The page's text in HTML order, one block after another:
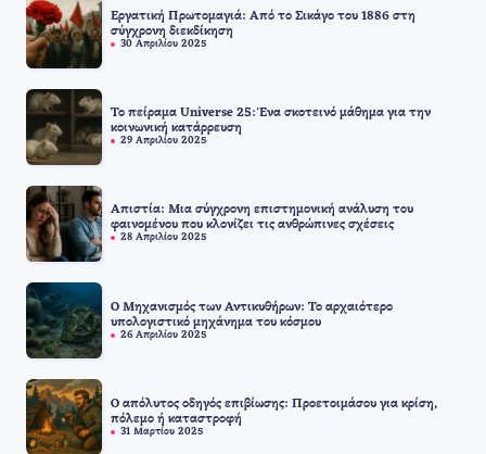
Εργατική Πρωτομαγιά: Από το Σικάγο του 1886 στη
σύγχρονη διεκδίκηση
30 Απριλίου 2025
Το πείραμα Universe 25: Ένα σκοτεινό μάθημα για την
κοινωνική κατάρρευση
29 Απριλίου 2025
Απιστία: Μια σύγχρονη επιστημονική ανάλυση του
φαινομένου που κλονίζει τις ανθρώπινες σχέσεις
28 Απριλίου 2025
Ο Μηχανισμός των Αντικυθήρων: Το αρχαιότερο
υπολογιστικό μηχάνημα του κόσμου
26 Απριλίου 2025
Ο απόλυτος οδηγός επιβίωσης: Προετοιμάσου για κρίση,
πόλεμο ή καταστροφή
31 Μαρτίου 2025